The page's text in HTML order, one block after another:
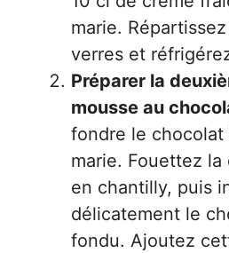
marie.
verres et
Préparer la
mousse au
fondre le chocolat
marie. Fouettez
en chantilly, puis
délicatement le
fondu. Ajoutez